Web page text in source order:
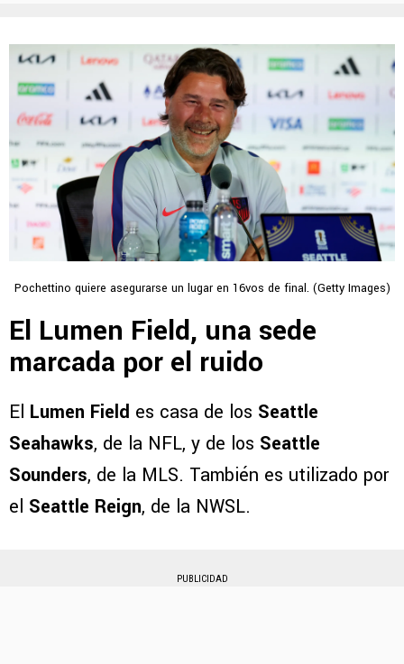
Pochettino quiere asegurarse un lugar en 16vos de final. (Getty Images)
El Lumen Field, una sede
marcada por el ruido
El Lumen Field es casa de los Seattle
Seahawks, de la NFL, y de los Seattle
Sounders, de la MLS. También es utilizado por
el Seattle Reign, de la NWSL.
PUBLICIDAD